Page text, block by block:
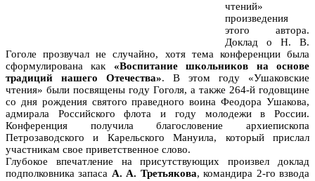
чтений»
произведения
этого автора.
Доклад о Н. В.
Гоголе прозвучал не случайно, хотя тема конференции была
сформулирована как «Воспитание школьников на основе
традиций нашего Отечества». В этом году «Ушаковские
чтения» были посвящены году Гоголя, а также 264-й годовщине
со дня рождения святого праведного воина Феодора Ушакова,
адмирала Российского флота и году молодежи в России.
Конференция получила благословение архиепископа
Петрозаводского и Карельского Мануила, который прислал
участникам свое приветственное слово.
Глубокое впечатление на присутствующих произвел доклад
подполковника запаса А. А. Третьякова, командира 2-го взвода